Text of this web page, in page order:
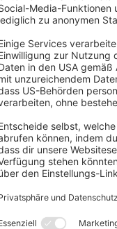
enthalten?
werden?